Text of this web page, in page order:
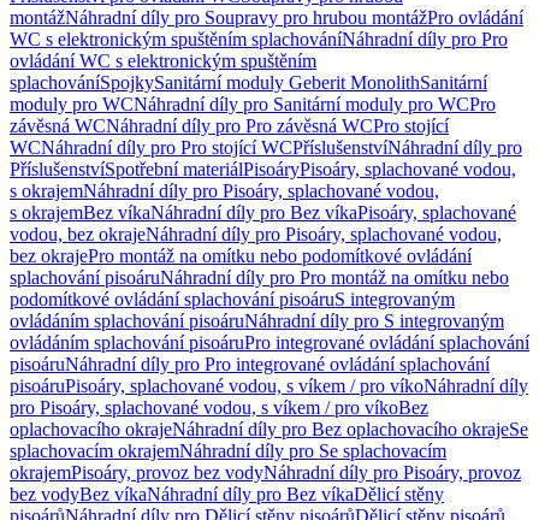
montážNáhradní díly pro Soupravy pro hrubou montážPro ovládání
WC s elektronickým spuštěním splachováníNáhradní díly pro Pro
ovládání WC s elektronickým spuštěním
splachováníSpojkySanitární moduly Geberit MonolithSanitární
moduly pro WCNáhradní díly pro Sanitární moduly pro WCPro
závěsná WCNáhradní díly pro Pro závěsná WCPro stojící
WCNáhradní díly pro Pro stojící WCPříslušenstvíNáhradní díly pro
PříslušenstvíSpotřební materiálPisoáryPisoáry, splachované vodou,
s okrajemNáhradní díly pro Pisoáry, splachované vodou,
s okrajemBez víkaNáhradní díly pro Bez víkaPisoáry, splachované
vodou, bez okrajeNáhradní díly pro Pisoáry, splachované vodou,
bez okrajePro montáž na omítku nebo podomítkové ovládání
splachování pisoáruNáhradní díly pro Pro montáž na omítku nebo
podomítkové ovládání splachování pisoáruS integrovaným
ovládáním splachování pisoáruNáhradní díly pro S integrovaným
ovládáním splachování pisoáruPro integrované ovládání splachování
pisoáruNáhradní díly pro Pro integrované ovládání splachování
pisoáruPisoáry, splachované vodou, s víkem / pro víkoNáhradní díly
pro Pisoáry, splachované vodou, s víkem / pro víkoBez
oplachovacího okrajeNáhradní díly pro Bez oplachovacího okrajeSe
splachovacím okrajemNáhradní díly pro Se splachovacím
okrajemPisoáry, provoz bez vodyNáhradní díly pro Pisoáry, provoz
bez vodyBez víkaNáhradní díly pro Bez víkaDělicí stěny
pisoárůNáhradní díly pro Dělicí stěny pisoárůDělicí stěny pisoárů